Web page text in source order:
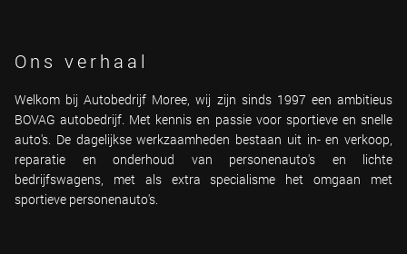
Ons verhaal
Welkom bij Autobedrijf Moree, wij zijn sinds 1997 een ambitieus
BOVAG autobedrijf. Met kennis en passie voor sportieve en snelle
auto's. De dagelijkse werkzaamheden bestaan uit in- en verkoop,
reparatie en onderhoud van personenauto's en lichte
bedrijfswagens, met als extra specialisme het omgaan met
sportieve personenauto's.